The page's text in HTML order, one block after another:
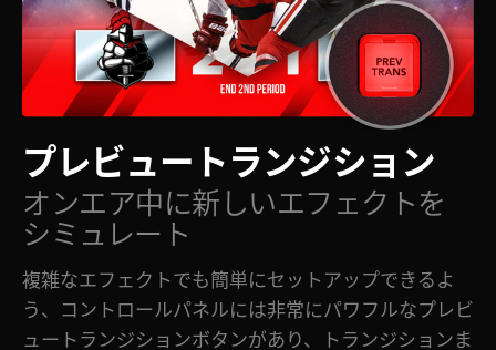
プレビュー トランジション
オンエア中に新しいエフェクトを
シミュレート
複雑なエフェクトでも簡単にセットアップできるよ
う、コントロールパネルには非常にパワフルなプレビ
ュートランジションボタンがあり、トランジションま